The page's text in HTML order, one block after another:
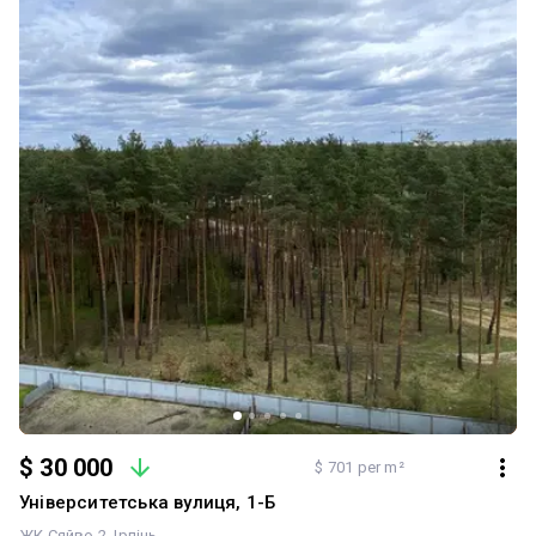
$ 30 000 $ 701 per m²
Університетська вулиця, 1-Б